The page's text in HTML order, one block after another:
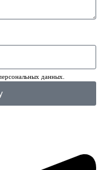
данных.